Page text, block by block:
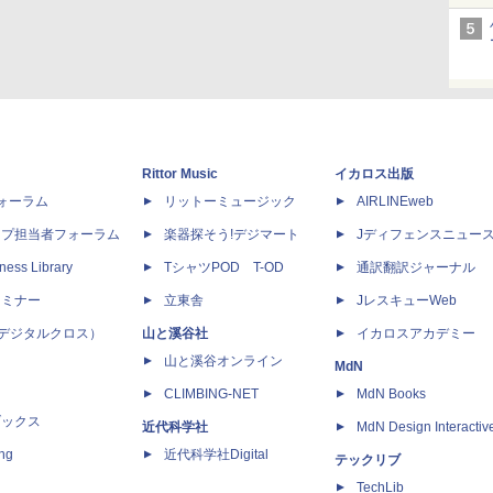
ーラム
担当者フォーラム
Library
ナー
ジタルクロス）
クス
Rittor Music
リットーミュージック
楽器探そう!デジマート
TシャツPOD T-OD
立東舎
山と溪谷社
山と溪谷オンライン
CLIMBING-NET
近代科学社
近代科学社Digital
イカロス出版
AIRLINEweb
Jディフェンスニュー
通訳翻訳ジャーナル
JレスキューWeb
イカロスアカデミー
MdN
MdN Books
MdN Design
テックリブ
TechLib